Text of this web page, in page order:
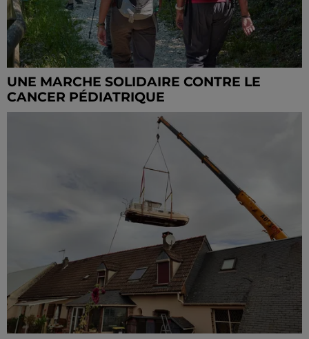
UNE MARCHE SOLIDAIRE CONTRE LE
CANCER PÉDIATRIQUE